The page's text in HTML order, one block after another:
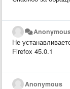
Не
Firefox 45.0.1
Anonymous